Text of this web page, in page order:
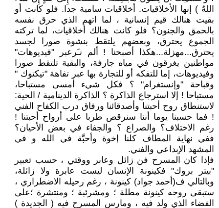
اللهُ ) إنها الأخلاقيات. أخلاقيات سامية جدا. فلو كانت أو
بقيت هنالك قيم إنسانية ، لما اتهم الذي حرق نفسه
بالحمق والجنون؟ فلو كانت هنالك أخلاقيات، لما تركته
الجموع يحترق، وبعضهم يلتقط بنشوة صورا لجسد
يحترق...مهزلة...هكذا أصبحنا ! ألم نـَرعبر "فيديوهات"
مواطنين يغرقون في مياه جارفة، والبقية تلتقط صورا
وفيديوهات، إما للتفكه أو للتجارة بها عبر تفاهة "تيكتوك "
وقباحة "وإنستغرام" ؟ فكل شيء أمسى مستباحا،
مستباحا ! إلا استرجاع الذاكرة ؟ الذاكرة الدينامية / الحية:
لاستنطاق روح أحبتنا وأصدقائنا ورفاق درب الكفاح الفني
! فما حسبنا يوما أننا سنرقص طربا على أرواح أحبتنا !
رغم الاختلاف؟ والصراع ؟ والجفاء في بعض الأحيان؟
ففي نهاية المطاف كلنا إخوة وأحبَّة في الله و في
المشهد الإبداعي والفني.
فإذا كان المسرح فن زائل وعابر ووقتي ، حسب تعبير
"بيتر بروك" فكينونة الإنسان ليست عابرة ولا زائلة،
وبالتالي ف(أحمد جواد) كينونة ، رغم رحيله الاضطراري ،
ستبقى روحه كينونة مطلة ؛ ومشرئبة ؛ ومنتشرة ؛على
الفضاء الذي ولد فيه ، ومارس المسرح فيه ( الجديدة )